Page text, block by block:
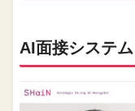
AI面接システ